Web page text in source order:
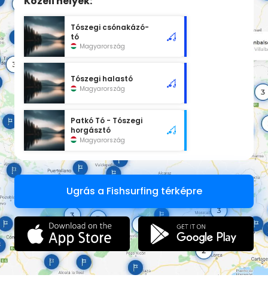
Tószegi csónakázó-
tó
Magyarország
Tószegi halastó
Magyarország
Patkó Tó - Tószegi
horgásztó
Magyarország
Ugrás a Fishsurfing térképre